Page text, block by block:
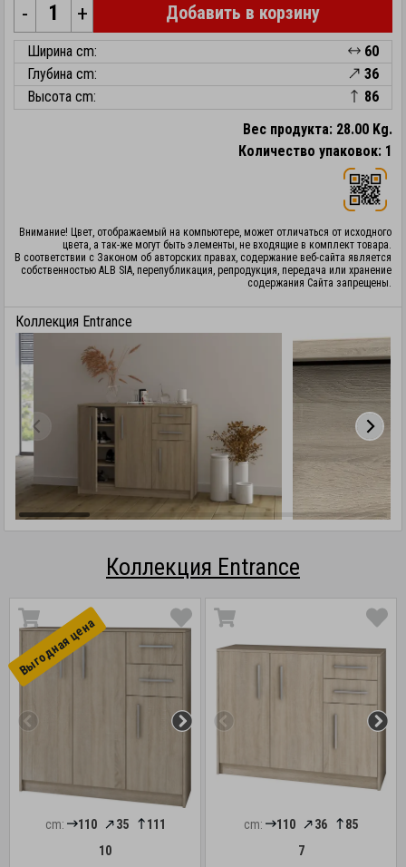
- + Добавить в корзину
Ширина cm:
60
Глубина cm:
36
Высота cm:
86
Вес продукта: 28.00 Kg.
Количество упаковок: 1
Внимание! Цвет, отображаемый на компьютере, может отличаться от исходного
цвета, а так-же могут быть элементы, не входящие в комплект товара.
В соответствии с Законом об авторских правах, содержание веб-сайта является
собственностью ALB SIA, перепубликация, репродукция, передача или хранение
содержания Сайта запрещены.
Коллекция Entrance
Коллекция Entrance
Выгоднaя цена
cm: 110 35
111
10
cm: 110 36
85
7